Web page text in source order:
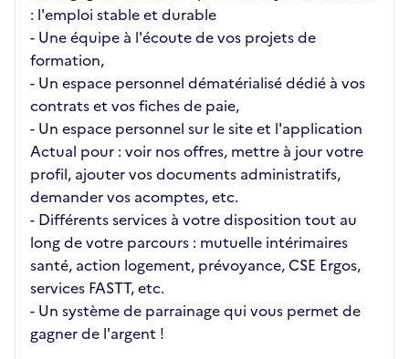
: l'emploi stable et durable
- Une équipe à l'écoute de vos projets de
formation,
- Un espace personnel dématérialisé dédié à vos
contrats et vos fiches de paie,
- Un espace personnel sur le site et l'application
Actual pour : voir nos offres, mettre à jour votre
profil, ajouter vos documents administratifs,
demander vos acomptes, etc.
- Différents services à votre disposition tout au
long de votre parcours : mutuelle intérimaires
santé, action logement, prévoyance, CSE Ergos,
services FASTT, etc.
- Un système de parrainage qui vous permet de
gagner de l'argent !